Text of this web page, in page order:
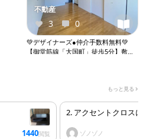
3 0
💚デザイナーズ●仲介手数料無料💚
【御堂筋線「大国町」徒歩5分】敷金
不動産
もっと見る
1440閲覧
2. アクセントクロスにし
ゾノゾノ